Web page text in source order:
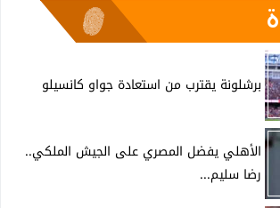
برشلونة يقترب من استعادة جواو كانسيلو
الأهلي يفضل المصري على الجيش الملكي..
رضا سليم...